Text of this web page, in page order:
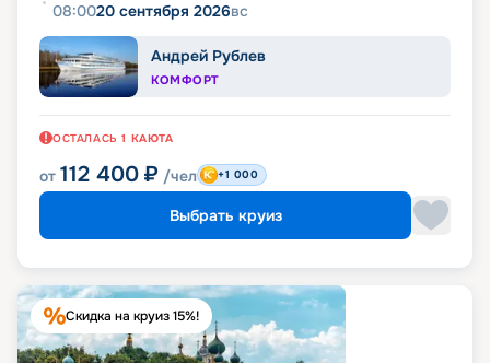
08:0020 сентября 2026вс
Андрей Рублев
КОМФОРТ
ОСТАЛАСЬ 1 КАЮТА
от 112 400 ₽ /чел +1 000
Выбрать круиз
Скидка на круиз 15%!